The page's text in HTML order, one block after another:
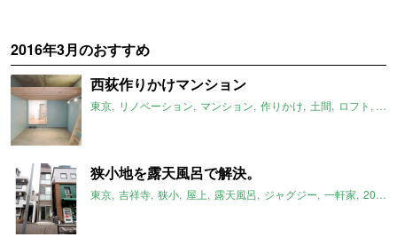
2016年3月のおすすめ
西荻作りかけマンション
東京 リノベーション マンション 作りかけ 土間 ロフト
狭小地を露天風呂で解決。
東京 吉祥寺 狭小 屋上 露天風呂 ジャグジー 一軒家 2016年3月のおすすめ